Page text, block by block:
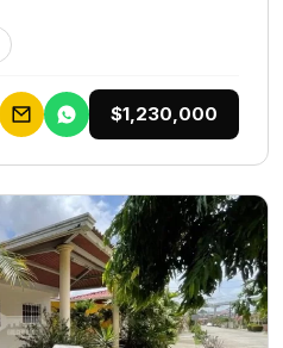
$1,230,000